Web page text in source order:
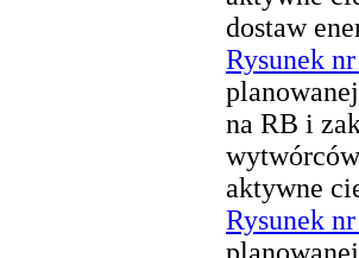
dostaw
Rysunek
na RB i
aktywne
Rysunek